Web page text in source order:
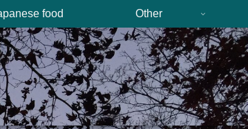
food Other